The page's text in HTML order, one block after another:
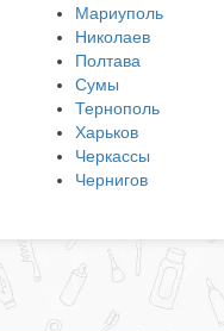
Мариуполь
Николаев
Полтава
Сумы
Тернополь
Харьков
Черкассы
Чернигов